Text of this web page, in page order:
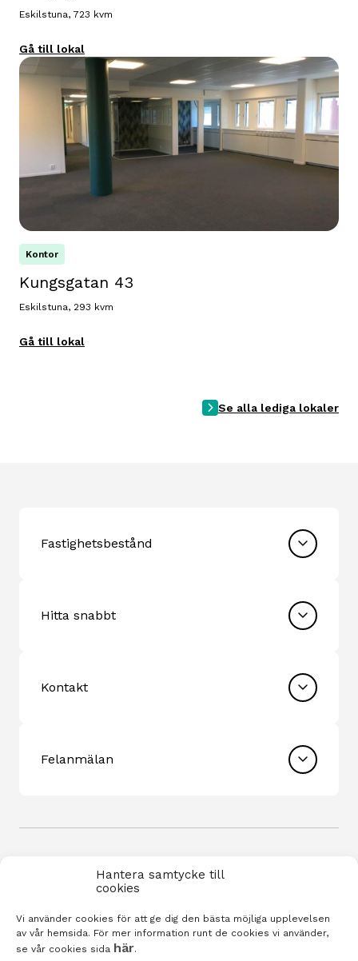
Hantera samtycke till
cookies
Vi använder cookies för att ge dig den bästa möjliga upplevelsen
av vår hemsida. För mer information runt de cookies vi använder,
se vår cookies sida här.
Eskilstuna, 723 kvm
Gå till lokal
Kontor
Kungsgatan 43
Eskilstuna, 293 kvm
Gå till lokal
Se alla lediga lokaler
Fastighetsbestånd
Hitta snabbt
Kontakt
Felanmälan
Integritetspolicy